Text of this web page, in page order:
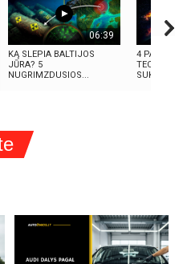
06:39
KĄ SLEPIA BALTIJOS
JŪRA? 5
NUGRIMZDUSIOS...
4
SUKŪRĖ...